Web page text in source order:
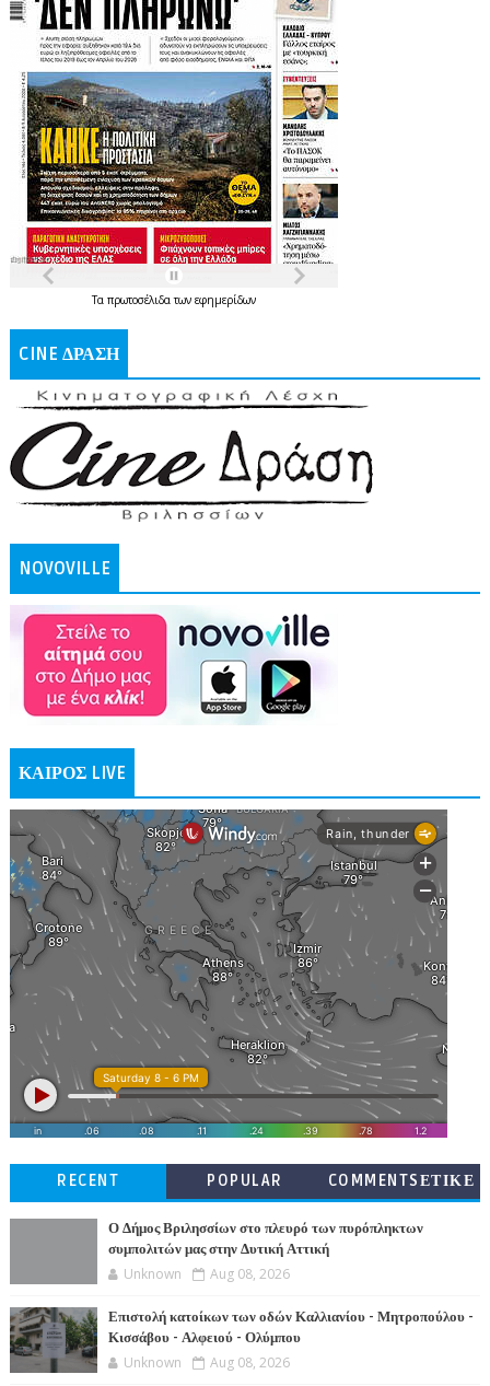
Τα πρωτοσέλιδατων εφημερίδων
CINE ΔΡΑΣΗ
NOVOVILLE
ΚΑΙΡΟΣ LIVE
RECENT POPULAR
COMMENTSΕΤΙΚΕ
Ο Δήμος Βριλησσίων στο πλευρό των πυρόπληκτων
συμπολιτών μας στην Δυτική Αττική
Unknown Aug 08, 2026
Επιστολή κατοίκων των οδών Καλλιανίου - Μητροπούλου -
Κισσάβου - Αλφειού - Ολύμπου
Unknown Aug 08, 2026